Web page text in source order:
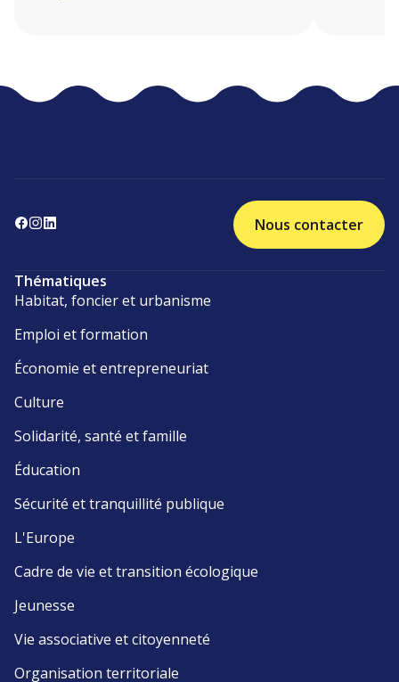
Nous contacter
Thématiques
Habitat, foncier et urbanisme
Emploi et formation
Économie et entrepreneuriat
Culture
Solidarité, santé et famille
Éducation
Sécurité et tranquillité publique
L'Europe
Cadre de vie et transition écologique
Jeunesse
Vie associative et citoyenneté
Organisation territoriale